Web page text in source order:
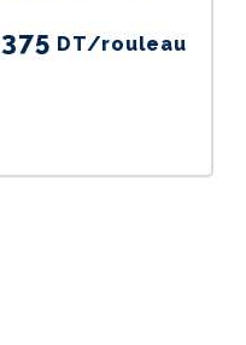
375 DT/rouleau